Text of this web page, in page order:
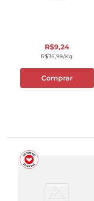
R$9,24
R$36,99/kg
Comprar